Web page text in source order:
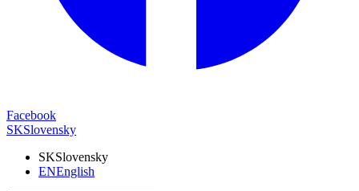
Facebook
SKSlovensky
SKSlovensky
ENEnglish